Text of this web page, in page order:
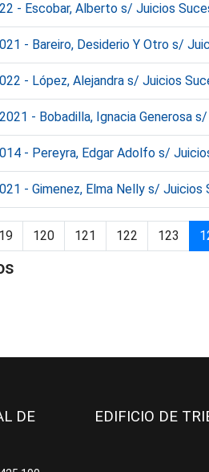
- Escobar, Alberto s/ Juicios
- Bareiro, Desiderio Y Otro s/
- López, Alejandra s/ Juicios
- Bobadilla, Ignacia Generosa
- Pereyra, Edgar Adolfo s/
- Gimenez, Elma Nelly s/
120 121 122 123
DE
EDIFICIO DE